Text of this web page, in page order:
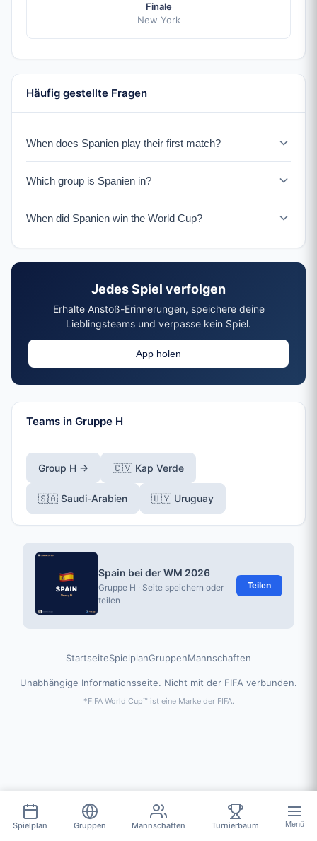
Finale
New York
Häufig gestellte Fragen
When does Spanien play their first match?
Which group is Spanien in?
Kap Verde.
When did Spanien win the World Cup?
Jedes Spiel verfolgen
Erhalte Anstoß-Erinnerungen, speichere deine
Lieblingsteams und verpasse kein Spiel.
App holen
Teams in Gruppe H
Group H → 🇨🇻 Kap Verde
🇸🇦 Saudi-Arabien 🇺🇾 Uruguay
Spain bei der WM 2026
Gruppe H · Seite speichern oder
teilen
Teilen
StartseiteSpielplanGruppenMannschaften
Unabhängige Informationsseite. Nicht mit der FIFA verbunden.
*FIFA World Cup™ ist eine Marke der FIFA.
Spielplan Gruppen Mannschaften Turnierbaum Menü